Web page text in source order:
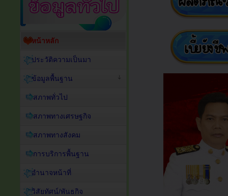
หน้าหลัก
ประวัติความเป็นมา
ข้อมูลพื้นฐาน
สภาพทั่วไป
สภาพทางเศรษฐกิจ
สภาพทางสังคม
การบริการพื้นฐาน
อำนาจหน้าที่
วิสัยทัศน์/พันธกิจ